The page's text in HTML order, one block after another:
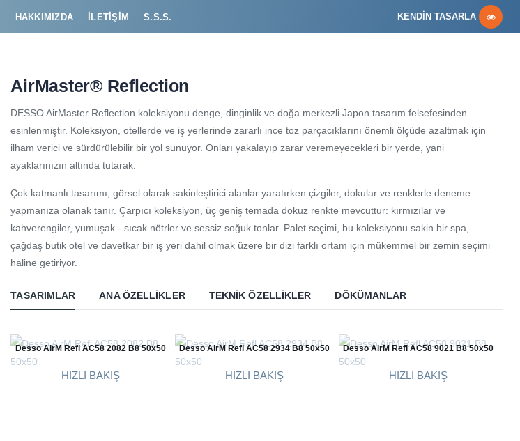
HAKKIMIZDA İLETIŞIM S.S.S. KENDİN TASARLA
AirMaster® Reflection
DESSO AirMaster Reflection koleksiyonu denge, dinginlik ve doğa merkezli Japon tasarım felsefesinden
esinlenmiştir. Koleksiyon, otellerde ve iş yerlerinde zararlı ince toz parçacıklarını önemli ölçüde azaltmak için
ilham verici ve sürdürülebilir bir yol sunuyor. Onları yakalayıp zarar veremeyecekleri bir yerde, yani
ayaklarınızın altında tutarak.
Çok katmanlı tasarımı, görsel olarak sakinleştirici alanlar yaratırken çizgiler, dokular ve renklerle deneme
yapmanıza olanak tanır. Çarpıcı koleksiyon, üç geniş temada dokuz renkte mevcuttur: kırmızılar ve
kahverengiler, yumuşak - sıcak nötrler ve sessiz soğuk tonlar. Palet seçimi, bu koleksiyonu sakin bir spa,
çağdaş butik otel ve davetkar bir iş yeri dahil olmak üzere bir dizi farklı ortam için mükemmel bir zemin seçimi
haline getiriyor.
TASARIMLAR ANA ÖZELLIKLER TEKNIK ÖZELLIKLER DÖKÜMANLAR
Desso AirM Refl AC58 2082 B8 50x50
HIZLI BAKIŞ
Desso AirM Refl AC58 2934 B8 50x50
HIZLI BAKIŞ
Desso AirM Refl AC58 9021 B8 50x50
HIZLI BAKIŞ